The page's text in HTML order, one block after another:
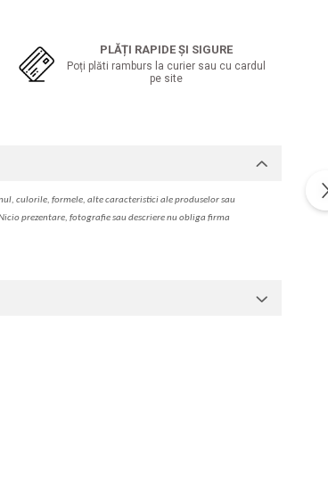
PLĂȚI RAPIDE ȘI SIGURE
Poți plăti ramburs la curier sau cu cardul
pe site
culorile, formele, alte caracteristici ale produselor sau
prezentare, fotografie sau descriere nu obliga firma